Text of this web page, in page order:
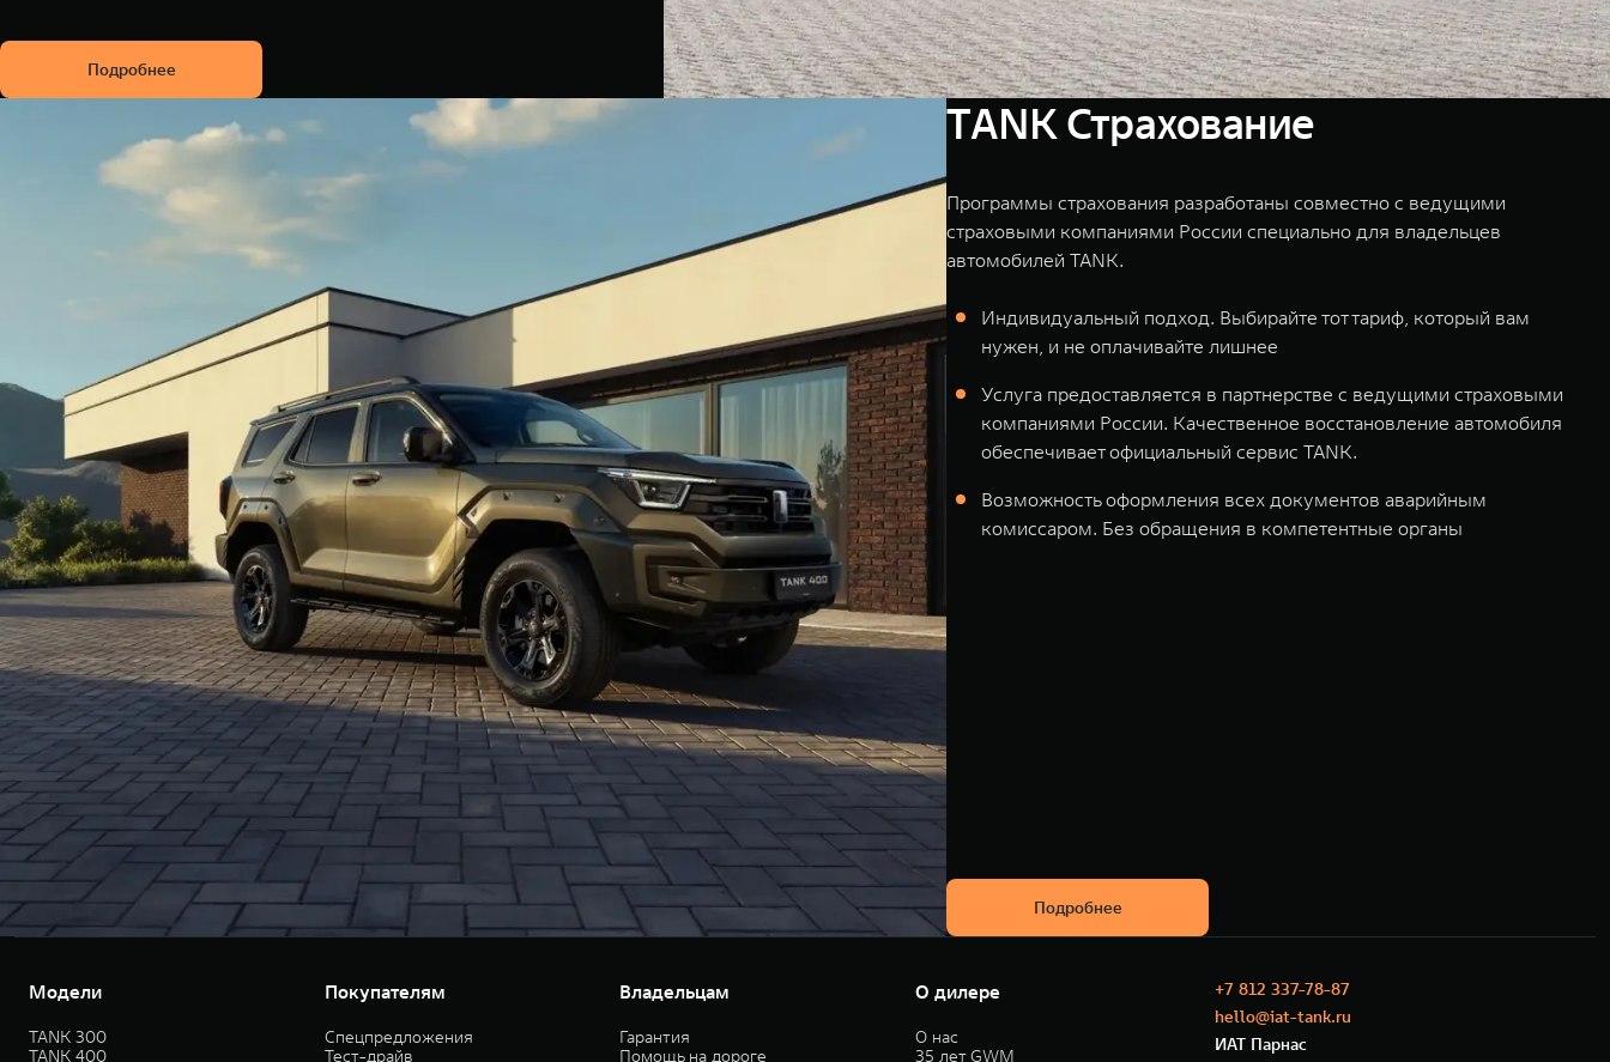
Подробнее
TANK Страхование
Программы страхования разработаны совместно с ведущими
страховыми компаниями России специально для владельцев
автомобилей TANK.
Индивидуальный подход. Выбирайте тот тариф, который вам
нужен, и не оплачивайте лишнее
Услуга предоставляется в партнерстве с ведущими страховыми
компаниями России. Качественное восстановление автомобиля
обеспечивает официальный сервис TANK.
Возможность оформления всех документов аварийным
комиссаром. Без обращения в компетентные органы
Подробнее
Модели
TANK 300
TANK 400
Покупателям
Спецпредложения
Тест-драйв
Владельцам
Гарантия
Помощь на дороге
О дилере
О нас
35 лет GWM
+7 812 337-78-87
hello@iat-tank.ru
ИАТ Парнас